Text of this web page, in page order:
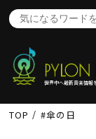
世界中へ最新音楽情報
TOP #傘の日